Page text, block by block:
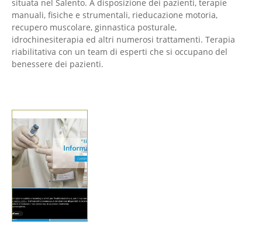
situata nel Salento. A disposizione dei pazienti, terapie
manuali, fisiche e strumentali, rieducazione motoria,
recupero muscolare, ginnastica posturale,
idrochinesiterapia ed altri numerosi trattamenti. Terapia
riabilitativa con un team di esperti che si occupano del
benessere dei pazienti.